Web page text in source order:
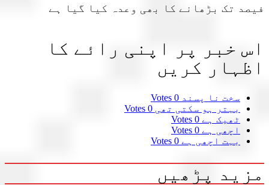
تک بڑھانے کا بھی وعدہ کیا گیا ہے
خبر پر اپنی رائے کا
کریں
سخت نا پسند 0 Votes
بہتر ہو سکتی تھی
0 Votes
ٹھیک ہے
اچھی ہے
بہت اچھی ہے
پڑھیں